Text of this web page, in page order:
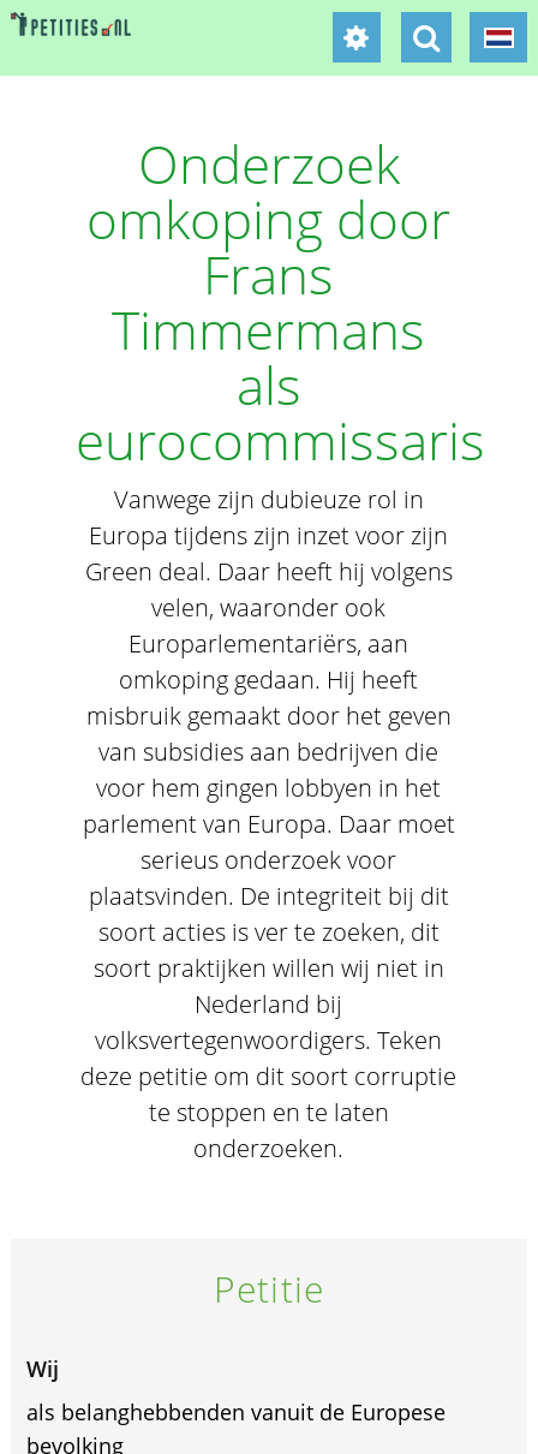
Onderzoek
omkoping door
Frans
Timmermans
als
eurocommissaris
Vanwege zijn dubieuze rol in
Europa tijdens zijn inzet voor zijn
Green deal. Daar heeft hij volgens
velen, waaronder ook
Europarlementariërs, aan
omkoping gedaan. Hij heeft
misbruik gemaakt door het geven
van subsidies aan bedrijven die
voor hem gingen lobbyen in het
parlement van Europa. Daar moet
serieus onderzoek voor
plaatsvinden. De integriteit bij dit
soort acties is ver te zoeken, dit
soort praktijken willen wij niet in
Nederland bij
volksvertegenwoordigers. Teken
deze petitie om dit soort corruptie
te stoppen en te laten
onderzoeken.
Petitie
Wij
als belanghebbenden vanuit de Europese
bevolking